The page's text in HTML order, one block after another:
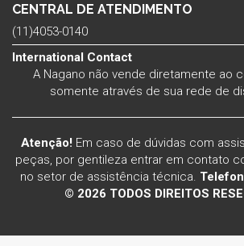
CENTRAL DE ATENDIMENTO
(11)4053-0140
International Contact
A Nagano não vende diretamente ao
somente através de sua rede de
Atenção! Em caso de dúvidas com
peças, por gentileza entrar em contato
no setor de assistência técnica.
© 2026 TODOS DIREITOS